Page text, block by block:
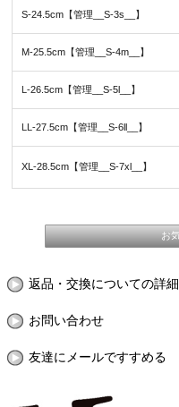
S-24.5cm【管理__S-3s__】
M-25.5cm【管理__S-4m__】
L-26.5cm【管理__S-5l__】
LL-27.5cm【管理__S-6ll__】
XL-28.5cm【管理__S-7xl__】
返品・交換についての詳
お問い合わせ
友達にメールですすめる